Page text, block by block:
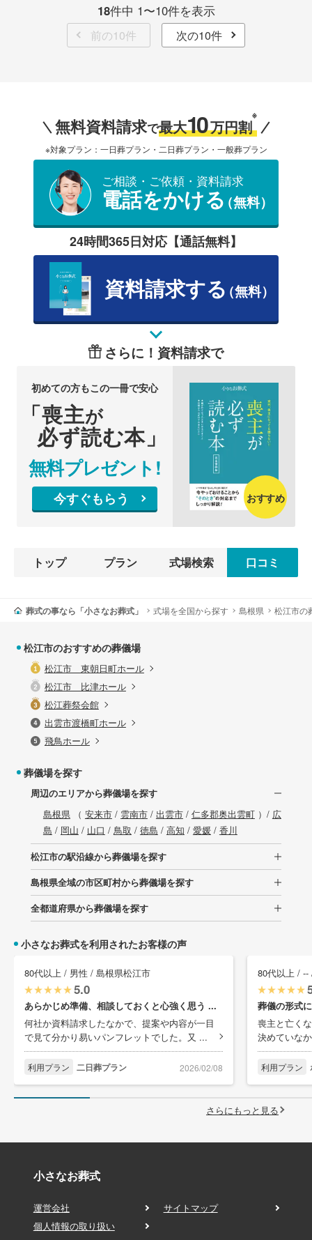
18件中 1〜10件を表示
前の10件 次の10件
無料資料請求で最大10万円割
※
※対象プラン：一日葬プラン・二日葬プラン・一般葬プラン
ご相談・ご依頼・資料請求
電話をかける（無料）
24時間365日対応【通話無料】
資料請求する（無料）
さらに！資料請求で
初めての方もこの一冊で安心
「喪主が
必ず読む本」
無料プレゼント!
今すぐもらう おすすめ
トップ プラン 式場検索 口コミ
葬式の事なら「小さなお葬式」 式場を全国から探す 島根県 松江市の
松江市のおすすめの葬儀場
松江市 東朝日町ホール
松江市 比津ホール
松江葬祭会館
出雲市渡橋町ホール
飛鳥ホール
葬儀場を探す
周辺のエリアから葬儀場を探す
島根県 （ 安来市/ 雲南市/ 出雲市/ 仁多郡奥出雲町）/ 広
島 / 岡山 / 山口 / 鳥取 / 徳島 / 高知 / 愛媛/ 香川
松江市の駅沿線から葬儀場を探す
島根県全域の市区町村から葬儀場を探す
全都道府県から葬儀場を探す
小さなお葬式を利用されたお客様の声
80代以上 / 男性 / 島根県松江市
5.0
あらかじめ準備、相談しておくと心強く思う ...
何社か資料請求したなかで、提案や内容が一目
で見て分かり易いパンフレットでした。又 ...
利用プラン 二日葬プラン 2026/02/08
80代以上 /
葬儀の形式
喪主と亡く
決めていな
利用プラン
さらにもっと見る
小さなお葬式
運営会社
サイトマップ
個人情報の取り扱い